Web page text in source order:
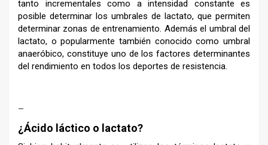
tanto incrementales como a intensidad constante es
posible determinar los umbrales de lactato, que permiten
determinar zonas de entrenamiento. Además el umbral del
lactato, o popularmente también conocido como umbral
anaeróbico, constituye uno de los factores determinantes
del rendimiento en todos los deportes de resistencia.
–
¿Ácido láctico o lactato?